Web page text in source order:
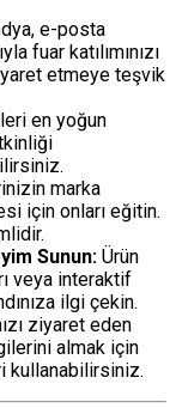
e-posta
fuar katılımınızı
etmeye teşvik
en yoğun
marka
için onları eğitin.
Sunun: Ürün
veya interaktif
ilgi çekin.
ziyaret eden
almak için
kullanabilirsiniz.